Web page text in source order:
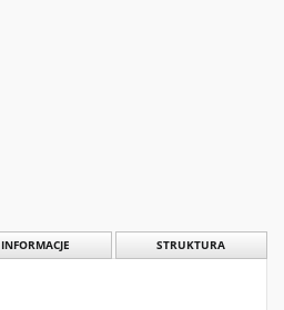
INFORMACJE STRUKTURA